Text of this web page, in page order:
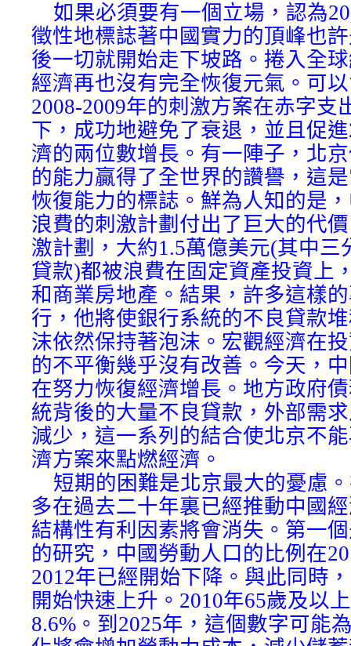
如果必須要有一個立場，認為
徵性地標誌著中國實力的頂峰也
後一切就開始走下坡路。捲入全
經濟再也沒有完全恢復元氣。可
2008-2009年的刺激方案在赤字支
下，成功地避免了衰退，並且促
濟的兩位數增長。有一陣子，北
的能力贏得了全世界的讚譽，這
恢復能力的標誌。鮮為人知的是
浪費的刺激計劃付出了巨大的代
激計劃，大約1.5萬億美元(其中三
貸款)都被浪費在固定資產投資上
和商業房地產。結果，許多這樣
行，他將使銀行系統的不良貸款
沫依然保持著泡沫。宏觀經濟在
的不平衡幾乎沒有改善。今天，
在努力恢復經濟增長。地方政府
統背後的大量不良貸款，外部需
減少，這一系列的結合使北京不
濟方案來點燃經濟。
短期的困難是北京最大的憂慮
多在過去二十年裏已經推動中國
結構性有利因素將會消失。第一
的研究，中國勞動人口的比例在
2012年已經開始下降。與此同時
開始快速上升。2010年65歲及以
8.6%。到2025年，這個數字可能